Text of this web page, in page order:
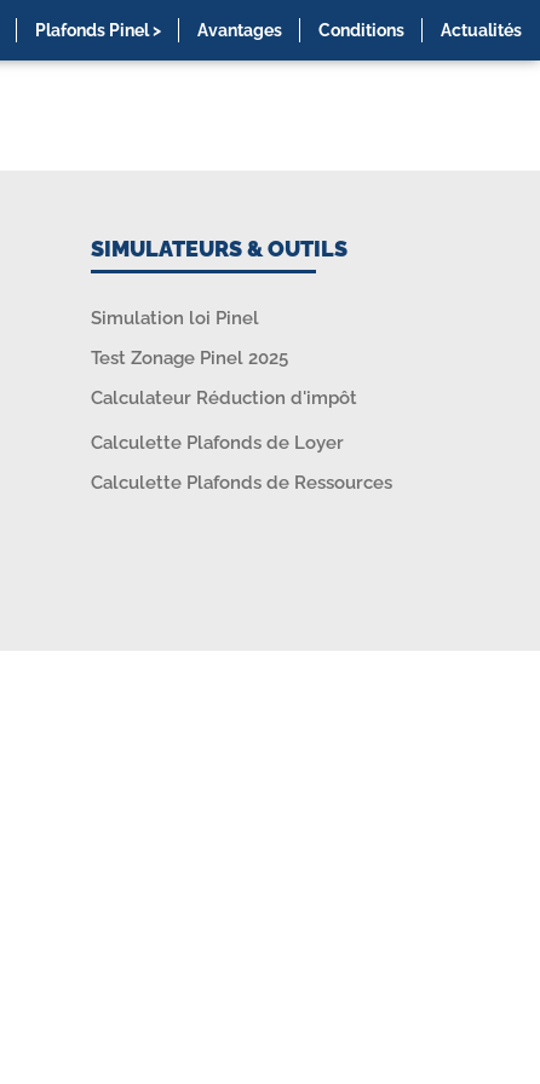
Plafonds Pinel > Avantages Conditions Actualités
SIMULATEURS & OUTILS
Simulation loi Pinel
Test Zonage Pinel 2025
Calculateur Réduction d'impôt
Calculette Plafonds de Loyer
Calculette Plafonds de Ressources